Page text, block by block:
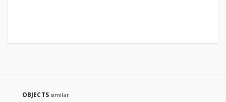
OBJECTS similar